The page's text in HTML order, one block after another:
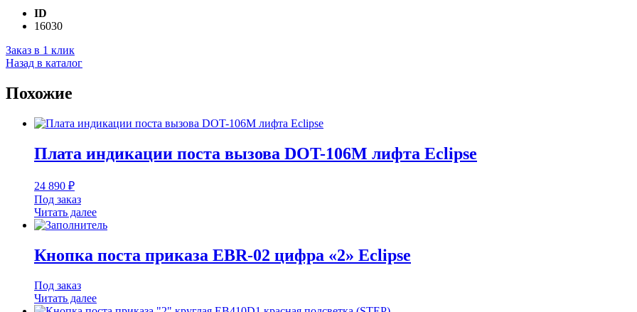
ID
16030
Заказ в 1 клик
Назад в каталог
Похожие
Плата индикации поста вызова DOT-106M лифта Eclipse
24 890 ₽
Под заказ
Читать далее
Кнопка поста приказа EBR-02 цифра «2» Eclipse
Под заказ
Читать далее